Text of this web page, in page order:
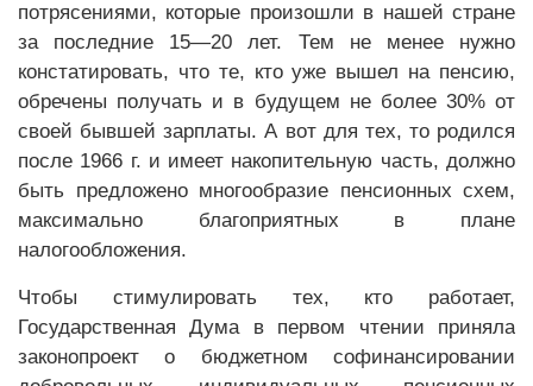
потрясениями, которые произошли в нашей стране
за последние 15—20 лет. Тем не менее нужно
констатировать, что те, кто уже вышел на пенсию,
обречены получать и в будущем не более 30% от
своей бывшей зарплаты. А вот для тех, то родился
после 1966 г. и имеет накопительную часть, должно
быть предложено многообразие пенсионных схем,
максимально благоприятных в плане
налогообложения.
Чтобы стимулировать тех, кто работает,
Государственная Дума в первом чтении приняла
законопроект о бюджетном софинансировании